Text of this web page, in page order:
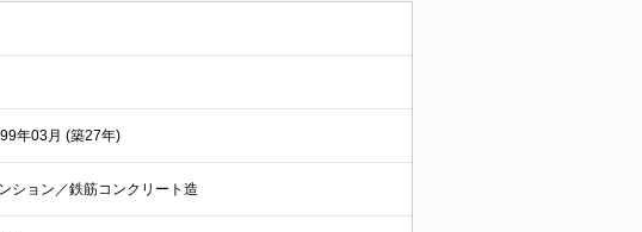
年03月 (築27年)
ション／鉄筋コンクリート造